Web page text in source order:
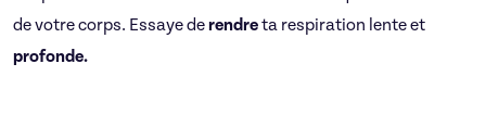
de votre corps. Essaye derendreta respiration lente et
profonde.